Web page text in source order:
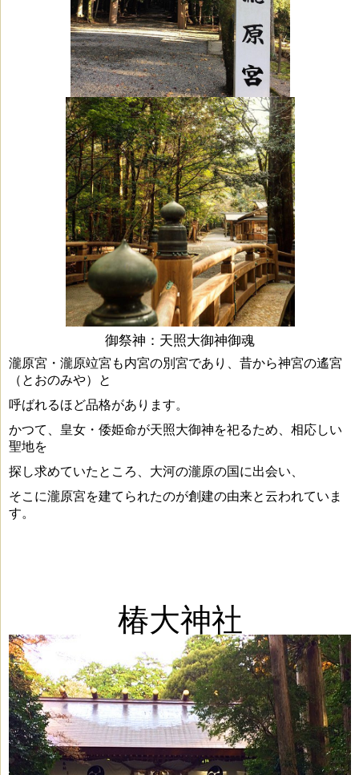
御祭神： 天照大御神御魂
瀧原宮・瀧原竝宮も内宮の別宮であり、昔から神宮の遙宮
（とおのみや）と
呼ばれるほど品格があります。
かつて、皇女・倭姫命が天照大御神を祀るため、相応しい
聖地を
探し求めていたところ、大河の瀧原の国に出会い、
そこに瀧原宮を建てられたのが創建の由来と云われていま
す。
椿大神社